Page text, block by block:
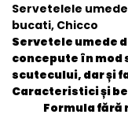
Servetelele
bucati, Chicco
Servetele umede
concepute în mod
scutecului, dar și
Caracteristici și
Formula fără